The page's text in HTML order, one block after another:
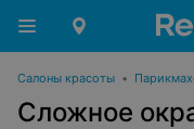
Салоны красоты •
Сложное